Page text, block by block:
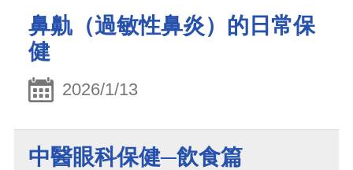
鼻鼽（過敏性鼻炎）的日常保
健
2026/1/13
中醫眼科保健─飲食篇